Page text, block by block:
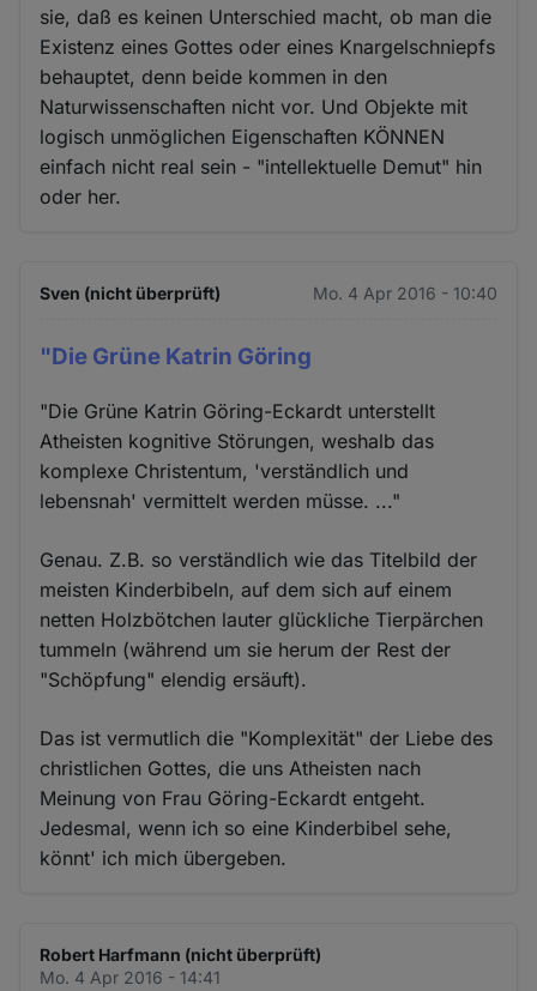
sie, daß es keinen Unterschied macht, ob man die
Existenz eines Gottes oder eines Knargelschniepfs
behauptet, denn beide kommen in den
Naturwissenschaften nicht vor. Und Objekte mit
logisch unmöglichen Eigenschaften KÖNNEN
einfach nicht real sein - "intellektuelle Demut" hin
oder her.
Sven (nicht überprüft) Mo. 4 Apr 2016 - 10:40
"Die Grüne Katrin Göring
"Die Grüne Katrin Göring-Eckardt unterstellt
Atheisten kognitive Störungen, weshalb das
komplexe Christentum, 'verständlich und
lebensnah' vermittelt werden müsse. ..."
Genau. Z.B. so verständlich wie das Titelbild der
meisten Kinderbibeln, auf dem sich auf einem
netten Holzbötchen lauter glückliche Tierpärchen
tummeln (während um sie herum der Rest der
"Schöpfung" elendig ersäuft).
Das ist vermutlich die "Komplexität" der Liebe des
christlichen Gottes, die uns Atheisten nach
Meinung von Frau Göring-Eckardt entgeht.
Jedesmal, wenn ich so eine Kinderbibel sehe,
könnt' ich mich übergeben.
Robert Harfmann (nicht überprüft)
Mo. 4 Apr 2016 - 14:41